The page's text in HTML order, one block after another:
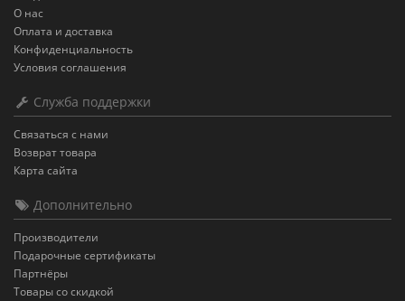
О нас
Оплата и доставка
Конфиденциальность
Условия соглашения
Служба поддержки
Связаться с нами
Возврат товара
Карта сайта
Дополнительно
Производители
Подарочные сертификаты
Партнёры
Товары со скидкой